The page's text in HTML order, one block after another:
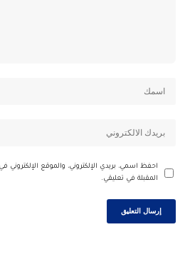
احفظ اسمي، بريدي الإلكتروني، والموقع
المقبلة في تعليقي.